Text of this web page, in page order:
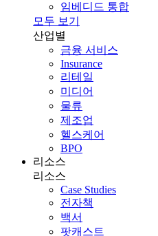
임베디드 통합
모두 보기
산업별
금융 서비스
Insurance
리테일
미디어
물류
제조업
헬스케어
BPO
리소스
리소스
Case Studies
전자책
백서
팟캐스트